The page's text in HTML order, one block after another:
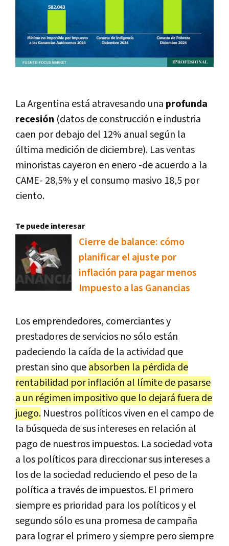
La Argentina está atravesando una profunda
recesión (datos de construcción e industria
caen por debajo del 12% anual según la
última medición de diciembre). Las ventas
minoristas cayeron en enero -de acuerdo a la
CAME- 28,5% y el consumo masivo 18,5 por
ciento.
Te puede interesar
Cierre de balance: cómo
planificar el ajuste por
inflación para pagar menos
Impuesto a las Ganancias
Los emprendedores, comerciantes y
prestadores de servicios no sólo están
padeciendo la caída de la actividad que
prestan sino queabsorben la pérdida de
rentabilidad por inflación al límite de pasarse
a un régimen impositivo que lo dejará fuera de
juego. Nuestros políticos viven en el campo de
la búsqueda de sus intereses en relación al
pago de nuestros impuestos. La sociedad vota
a los políticos para direccionar sus intereses a
los de la sociedad reduciendo el peso de la
política a través de impuestos. El primero
siempre es prioridad para los políticos y el
segundo sólo es una promesa de campaña
para lograr el primero y siempre pero siempre